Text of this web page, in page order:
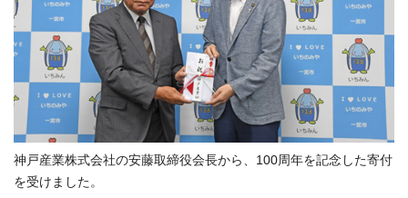
神戸産業株式会社の安藤取締役会長から、100周年を記念した寄付
を受けました。